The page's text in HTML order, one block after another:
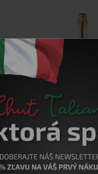
Alexis Lichine Cremant
Brut 750 ml
Skladem v
362,57